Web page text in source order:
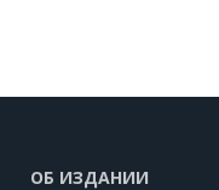
ОБ ИЗДАНИИ